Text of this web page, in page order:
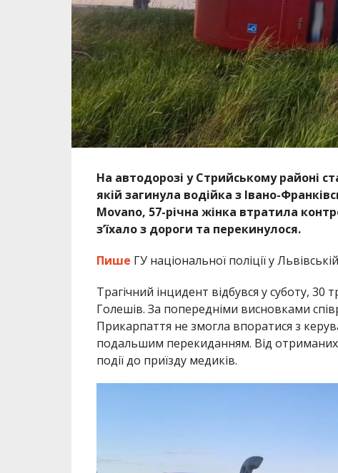
На автодорозі у Стрийському районі
якій загинула водійка з Івано-
Movano, 57-річна жінка втратила
з’їхало з дороги та перекинулося.
Пише ГУ національної поліції у
Трагічний інцидент відбувся у суботу,
Голешів. За попередніми висновками
Прикарпаття не змогла впоратися з
подальшим перекиданням. Від
події до приїзду медиків.